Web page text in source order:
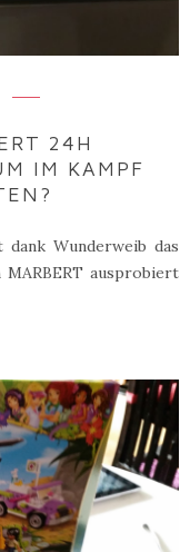
24H
IM KAMPF
Wunderweib das
ausprobiert